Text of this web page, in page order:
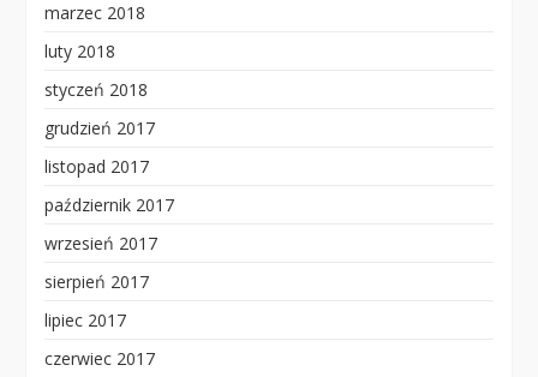
marzec 2018
luty 2018
styczeń 2018
grudzień 2017
listopad 2017
październik 2017
wrzesień 2017
sierpień 2017
lipiec 2017
czerwiec 2017